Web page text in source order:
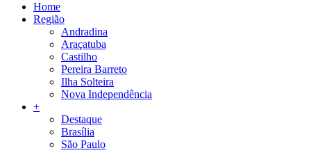
Home
Região
Andradina
Araçatuba
Castilho
Pereira Barreto
Ilha Solteira
Nova Independência
+
Destaque
Brasília
São Paulo